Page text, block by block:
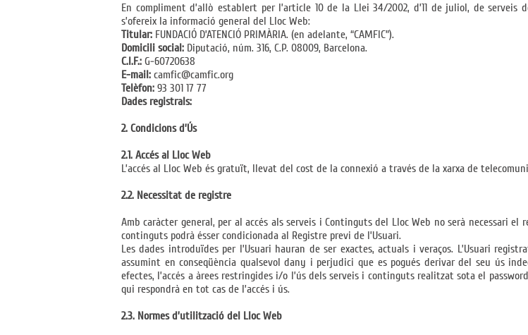
En compliment d’allò establert per l’article 10 de la Llei 34/2002, d’11 de juliol, de
s’ofereix la informació general del Lloc Web:
Titular: FUNDACIÓ D’ATENCIÓ PRIMÀRIA. (en adelante, “CAMFIC”).
Domicili social: Diputació, núm. 316, C.P. 08009, Barcelona.
C.I.F.: G-60720638
E-mail: camfic@camfic.org
Telèfon: 93 301 17 77
Dades registrals:
2. Condicions d’Ús
2.1. Accés al Lloc Web
L’accés al Lloc Web és gratuït, llevat del cost de la connexió a través de la xarxa de
2.2. Necessitat de registre
Amb caràcter general, per al accés als serveis i Continguts del Lloc Web no serà necessari
continguts podrà ésser condicionada al Registre previ de l’Usuari.
Les dades introduïdes per l’Usuari hauran de ser exactes, actuals i veraços. L’Usuari
assumint en conseqüència qualsevol dany i perjudici que es pogués derivar del seu ús
efectes, l’accés a àrees restringides i/o l’ús dels serveis i continguts realitzat sota el
qui respondrà en tot cas de l’accés i ús.
2.3. Normes d’utilització del Lloc Web